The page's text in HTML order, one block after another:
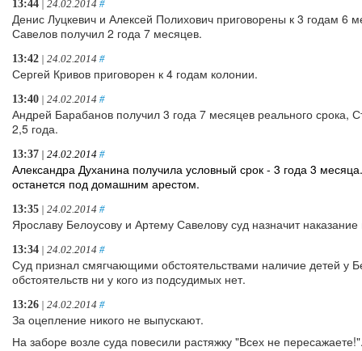
13:44 | 24.02.2014 #
Денис Луцкевич и Алексей Полихович приговорены к 3 годам
Савелов получил 2 года 7 месяцев.
13:42 | 24.02.2014 #
Сергей Кривов приговорен к 4 годам колонии.
13:40 | 24.02.2014 #
Андрей Барабанов получил 3 года 7 месяцев реального срока,
2,5 года.
13:37 | 24.02.2014 #
Александра Духанина получила условный срок - 3 года 3
останется под домашним арестом.
13:35 | 24.02.2014 #
Ярославу Белоусову и Артему Савелову суд назначит
13:34 | 24.02.2014 #
Суд признал смягчающими обстоятельствами наличие детей у
обстоятельств ни у кого из подсудимых нет.
13:26 | 24.02.2014 #
За оцепление никого не выпускают.
На заборе возле суда повесили растяжку "Всех не